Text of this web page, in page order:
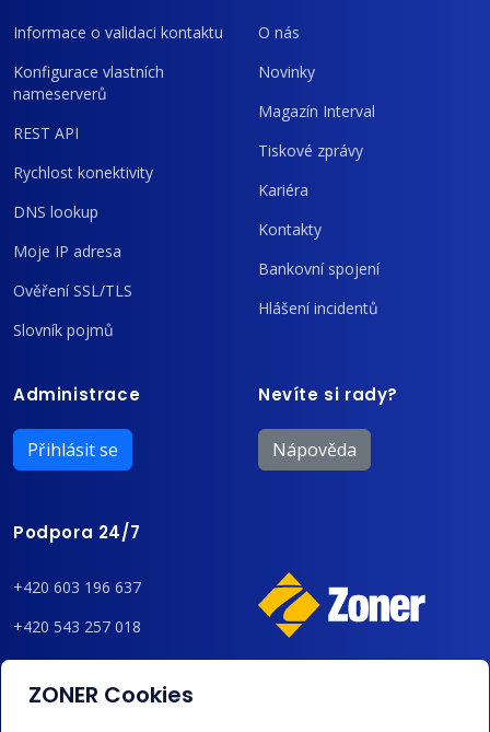
Informace o validaci kontaktu
Konfigurace vlastních
nameserverů
REST API
Rychlost konektivity
DNS lookup
Moje IP adresa
Ověření SSL/TLS
Slovník pojmů
O nás
Novinky
Magazín Interval
Tiskové zprávy
Kariéra
Kontakty
Bankovní spojení
Hlášení incidentů
Administrace
Přihlásit se
Nevíte si rady?
Nápověda
Podpora 24/7
+420 603 196 637
+420 543 257 018
admin@regzone.cz
ZONER Cookies